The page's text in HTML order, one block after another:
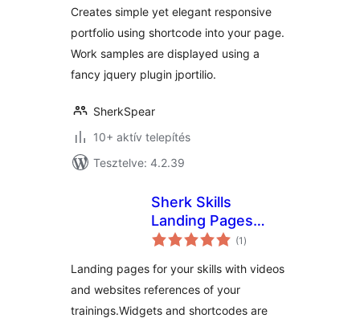
Creates simple yet elegant responsive
portfolio using shortcode into your page.
Work samples are displayed using a
fancy jquery plugin jportilio.
SherkSpear
10+ aktív telepítés
Tesztelve: 4.2.39
Sherk Skills
Landing Pages
Plugin
(1 értékelés
összesen
)
Landing pages for your skills with videos
and websites references of your
trainings.Widgets and shortcodes are